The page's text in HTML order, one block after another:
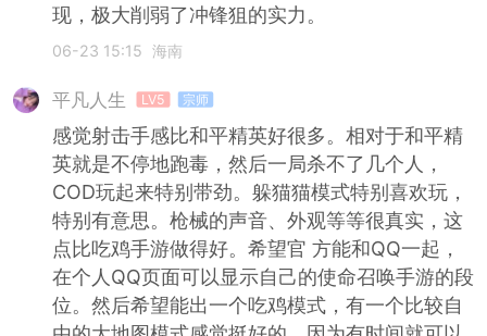
现，极大削弱了冲锋狙的实力。
06-23 15:15 海南
平凡人生 LV5 宗师
感觉射击手感比和平精英好很多。相对于和平精
英就是不停地跑毒，然后一局杀不了几个人，
COD玩起来特别带劲。躲猫猫模式特别喜欢玩，
特别有意思。枪械的声音、外观等等很真实，这
点比吃鸡手游做得好。希望官 方能和QQ一起，
在个人QQ页面可以显示自己的使命召唤手游的段
位。然后希望能出一个吃鸡模式，有一个比较自